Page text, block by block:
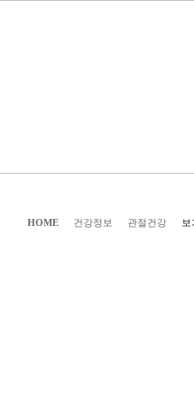
HOME 건강정보 관절건강 보